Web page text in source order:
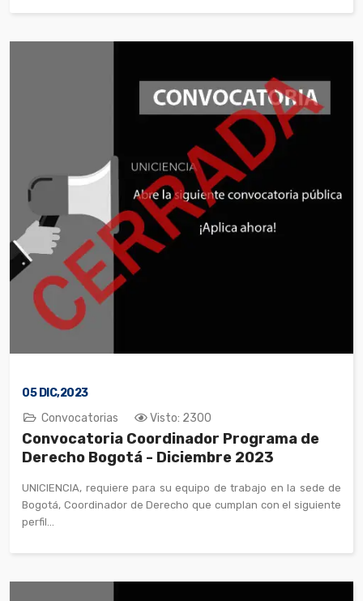
05DIC,2023
Convocatorias
Visto: 2300
Convocatoria Coordinador Programa de
Derecho Bogotá - Diciembre 2023
UNICIENCIA, requiere para su equipo de trabajo en la sede de
Bogotá, Coordinador de Derecho que cumplan con el siguiente
perfil...